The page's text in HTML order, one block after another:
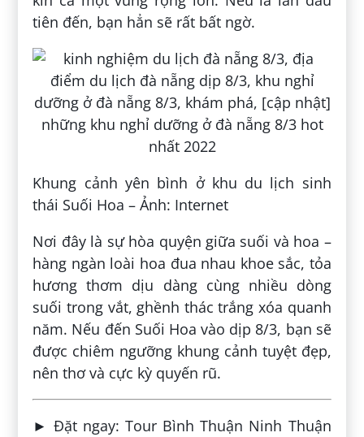
tiên đến, bạn hẳn sẽ rất bất ngờ.
Khung cảnh yên bình ở khu du lịch sinh
thái Suối Hoa – Ảnh: Internet
Nơi đây là sự hòa quyện giữa suối và hoa –
hàng ngàn loài hoa đua nhau khoe sắc, tỏa
hương thơm dịu dàng cùng nhiều dòng
suối trong vắt, ghềnh thác trắng xóa quanh
năm. Nếu đến Suối Hoa vào dịp 8/3, bạn sẽ
được chiêm ngưỡng khung cảnh tuyệt đẹp,
nên thơ và cực kỳ quyến rũ.
► Đặt ngay: Tour Bình Thuận Ninh Thuận